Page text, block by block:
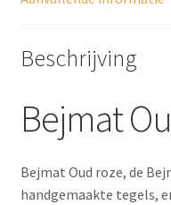
Beschrijving
Bejmat
Bejmat Oud roze, de
handgemaakte tegels,